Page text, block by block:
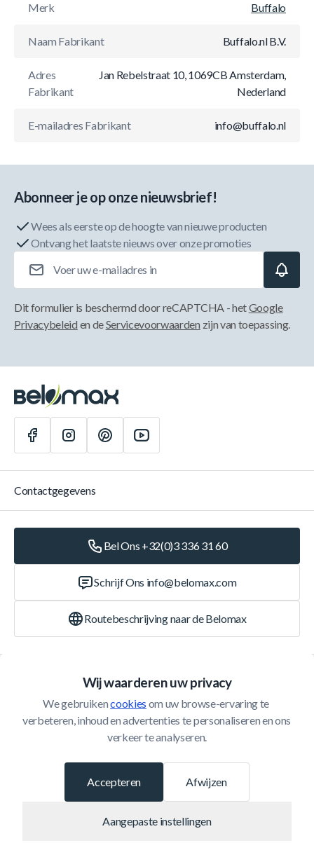
Merk Buffalo
Naam Fabrikant Buffalo.nl B.V.
Adres
Fabrikant
Jan Rebelstraat 10, 1069CB Amsterdam,
Nederland
E-mailadres Fabrikant info@buffalo.nl
Wij waarderen uw privacy
We gebruiken cookies om uw browse-ervaring te
verbeteren, inhoud en advertenties te personaliseren en ons
verkeer te analyseren.
Afwijzen
Aangepaste instellingen
Accepteren
Abonneer je op onze nieuwsbrief!
Wees als eerste op de hoogte van nieuwe producten
Ontvang het laatste nieuws over onze promoties
Dit formulier is beschermd door reCAPTCHA - hetGoogle
Privacybeleid en deServicevoorwaarden zijn van toepassing.
Klantenservice
Contactgegevens
Bel Ons +32(0)3 336 31 60
Schrijf Ons info@belomax.com
Routebeschrijving naar de Belomax